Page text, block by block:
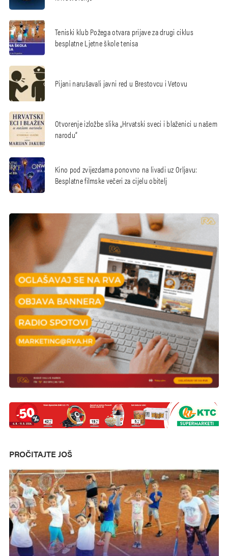
Teniski klub Požega otvara prijave za drugi ciklus
besplatne Ljetne škole tenisa
Pijani narušavali javni red u Brestovcu i Vetovu
Otvorenje izložbe slika „Hrvatski sveci i blaženici u našem
narodu“
Kino pod zvijezdama ponovno na livadi uz Orljavu:
Besplatne filmske večeri za cijelu obitelj
PROČITAJTE JOŠ